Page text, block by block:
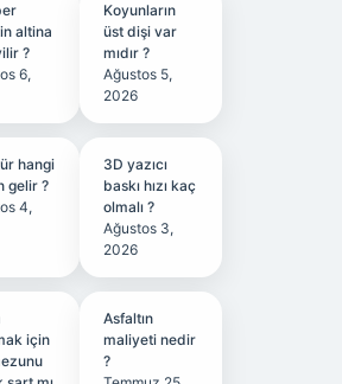
altina
?
6,
Koyunların
üst dişi var
mıdır ?
Ağustos 5,
2026
hangi
gelir ?
4,
3D yazıcı
baskı hızı kaç
olmalı ?
Ağustos 3,
2026
için
Asfaltın
maliyeti nedir
?